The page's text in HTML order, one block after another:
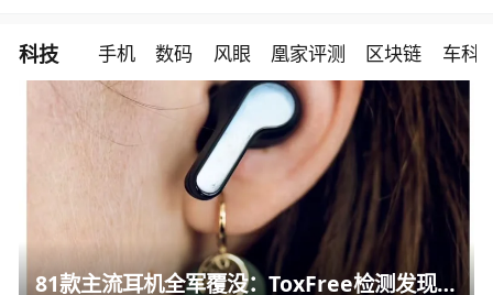
科技 手机 数码 风眼 凰家评测 区块链 车科
81款主流耳机全军覆没：ToxFree检测发现均含对人体有害化学物质